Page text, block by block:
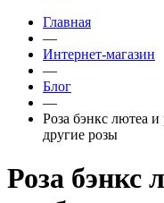
Главная
—
Интернет-магазин
—
Блог
—
Роза бэнкс лютеа и
другие розы
Роза бэнкс